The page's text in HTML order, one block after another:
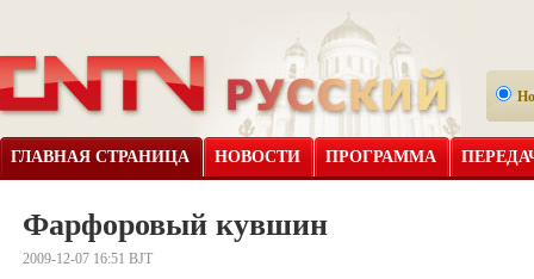
ГЛАВНАЯ СТРАНИЦА НОВОСТИ ПРОГРАММА
Фарфоровый кувшин
2009-12-07 16:51 BJT